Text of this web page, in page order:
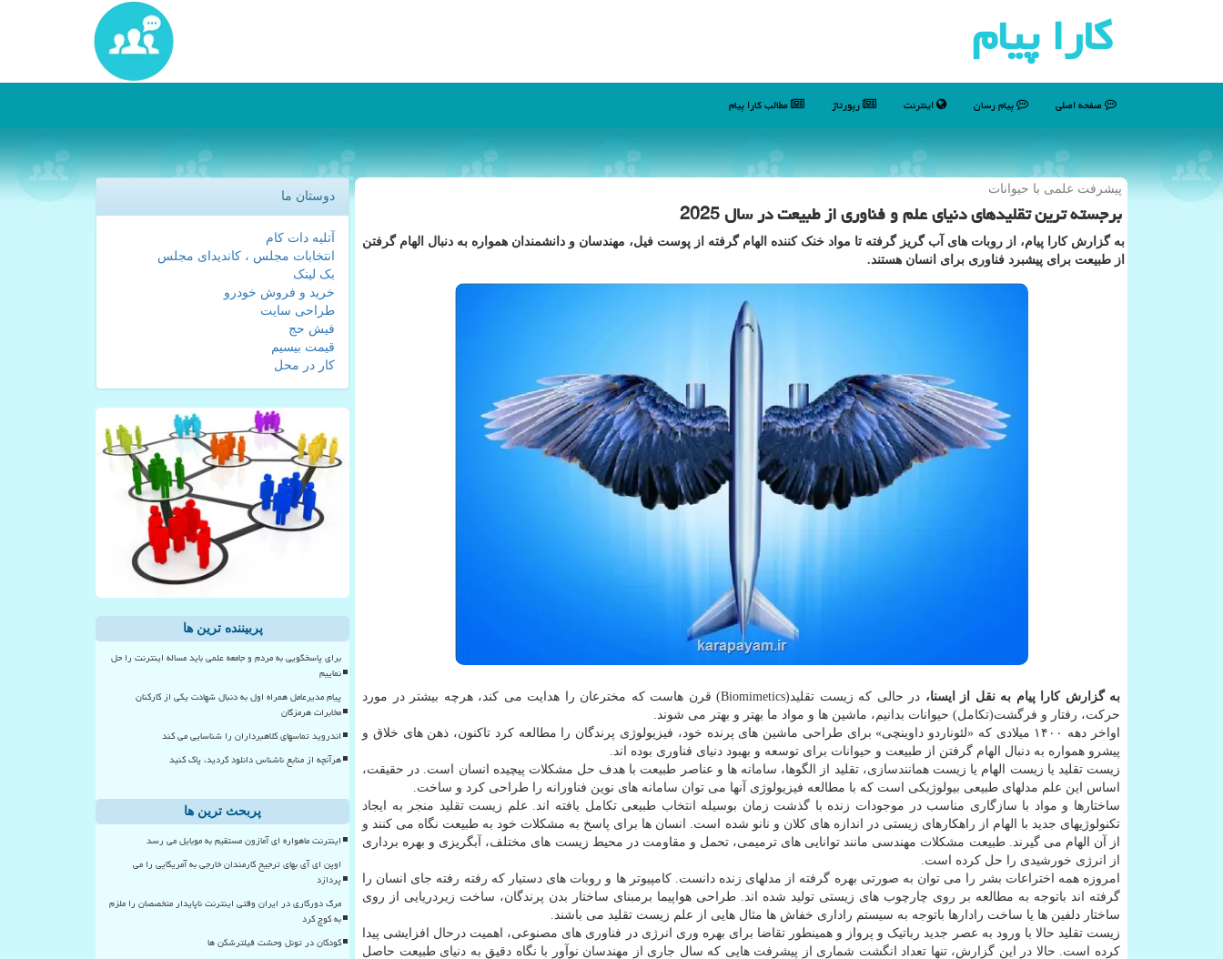
كارا پیام
صفحه اصلی پیام رسان اینترنت رپورتاژ مطالب كارا پیام
پیشرفت علمی با حیوانات
برجسته ترین تقلیدهای دنیای علم و فناوری از طبیعت در سال 2025
به گزارش کارا پیام، از روبات های آب گریز گرفته تا مواد خنک کننده الهام گرفته از پوست فیل، مهندسان و دانشمندان همواره به دنبال الهام گرفتن
از طبیعت برای پیشبرد فناوری برای انسان هستند.
به گزارش کارا پیام به نقل از ایسنا،
در حالی که زیست تقلید(Biomimetics) قرن هاست که مخترعان را هدایت می کند، هرچه بیشتر در مورد
حرکت، رفتار و فرگشت(تکامل) حیوانات بدانیم، ماشین ها و مواد ما بهتر و بهتر می شوند.
اواخر دهه ۱۴۰۰ میلادی که «لئوناردو داوینچی» برای طراحی ماشین های پرنده خود، فیزیولوژی پرندگان را مطالعه کرد تاکنون، ذهن های خلاق و
پیشرو همواره به دنبال الهام گرفتن از طبیعت و حیوانات برای توسعه و بهبود دنیای فناوری بوده اند.
زیست تقلید یا زیست الهام یا زیست همانندسازی، تقلید از الگوها، سامانه ها و عناصر طبیعت با هدف حل مشکلات پیچیده انسان است. در حقیقت،
اساس این علم مدلهای طبیعی بیولوژیکی است که با مطالعه فیزیولوژی آنها می توان سامانه های نوین فناورانه را طراحی کرد و ساخت.
ساختارها و مواد با سازگاری مناسب در موجودات زنده با گذشت زمان بوسیله انتخاب طبیعی تکامل یافته اند. علم زیست تقلید منجر به ایجاد
تکنولوژیهای جدید با الهام از راهکارهای زیستی در اندازه های کلان و نانو شده است. انسان ها برای پاسخ به مشکلات خود به طبیعت نگاه می کنند و
از آن الهام می گیرند. طبیعت مشکلات مهندسی مانند توانایی های ترمیمی، تحمل و مقاومت در محیط زیست های مختلف، آبگریزی و بهره برداری
از انرژی خورشیدی را حل کرده است.
امروزه همه اختراعات بشر را می توان به صورتی بهره گرفته از مدلهای زنده دانست. کامپیوتر ها و روبات های دستیار که رفته رفته جای انسان را
گرفته اند باتوجه به مطالعه بر روی چارچوب های زیستی تولید شده اند. طراحی هواپیما برمبنای ساختار بدن پرندگان، ساخت زیردریایی از روی
ساختار دلفین ها یا ساخت رادارها باتوجه به سیستم راداری خفاش ها مثال هایی از علم زیست تقلید می باشند.
زیست تقلید حالا با ورود به عصر جدید رباتیک و پرواز و همینطور تقاضا برای بهره وری انرژی در فناوری های مصنوعی، اهمیت درحال افزایشی پیدا
کرده است. حالا در این گزارش، تنها تعداد انگشت شماری از پیشرفت هایی که سال جاری از مهندسان نوآور با نگاه دقیق به دنیای طبیعت حاصل
دوستان ما
آتلیه دات کام
انتخابات مجلس ، کاندیدای مجلس
بک لینک
خرید و فروش خودرو
طراحی سایت
فیش حج
قیمت بیسیم
کار در محل
پربیننده ترین ها
برای پاسخگویی به مردم و جامعه علمی باید مساله اینترنت را حل
نماییم
پیام مدیرعامل همراه اول به دنبال شهادت یکی از کارکنان
مخابرات هرمزگان
اندروید تماسهای کلاهبرداران را شناسایی می کند
هرآنچه از منابع ناشناس دانلود کردید، پاک کنید
پربحث ترین ها
اینترنت ماهواره ای آمازون مستقیم به موبایل می رسد
اوپن ای آی بهای ترجیح کارمندان خارجی به آمریکایی را می
پردازد
مرگ دورکاری در ایران وقتی اینترنت ناپایدار متخصصان را ملزم
به کوچ کرد
کودکان در تونل وحشت فیلترشکن ها